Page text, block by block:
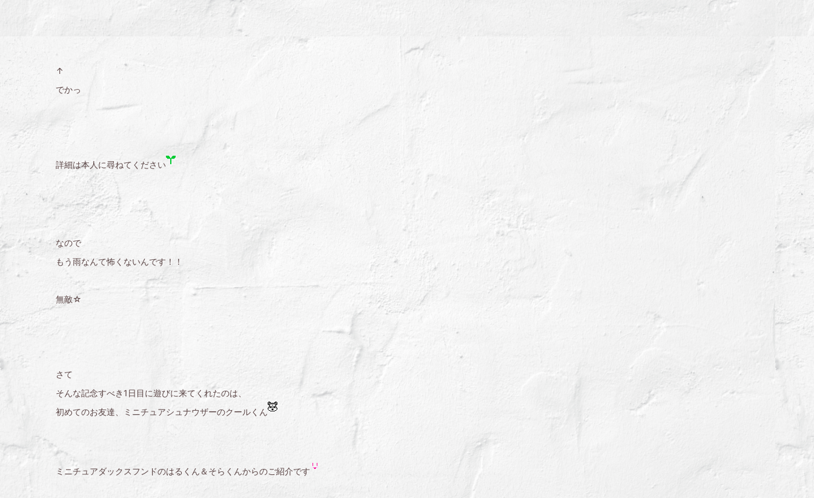
↑
でかっ
詳細は本人に尋ねてください
なので
もう雨なんて怖くないんです！！
無敵☆
さて
そんな記念すべき1日目に遊びに来てくれたのは、
初めてのお友達、ミニチュアシュナウザーのクールくん
ミニチュアダックスフンドのはるくん＆そらくんからのご紹介です